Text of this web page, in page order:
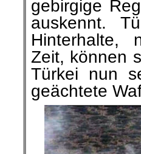
gebirgige
auskennt.
Hinterhalte,
Zeit, können
Türkei nun
geächtete